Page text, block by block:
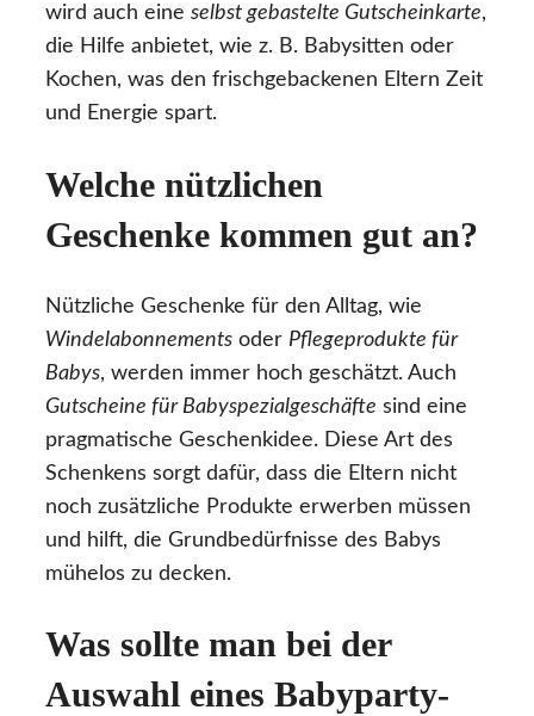
wird auch eine selbst gebastelte Gutscheinkarte,
die Hilfe anbietet, wie z. B. Babysitten oder
Kochen, was den frischgebackenen Eltern Zeit
und Energie spart.
Welche nützlichen
Geschenke kommen gut an?
Nützliche Geschenke für den Alltag, wie
Windelabonnements oder Pflegeprodukte für
Babys, werden immer hoch geschätzt. Auch
Gutscheine für Babyspezialgeschäfte sind eine
pragmatische Geschenkidee. Diese Art des
Schenkens sorgt dafür, dass die Eltern nicht
noch zusätzliche Produkte erwerben müssen
und hilft, die Grundbedürfnisse des Babys
mühelos zu decken.
Was sollte man bei der
Auswahl eines Babyparty-